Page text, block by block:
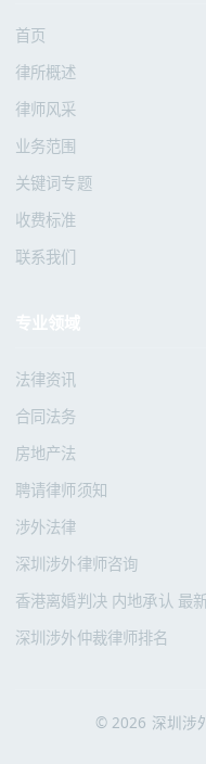
首页
律所概述
律师风采
业务范围
关键词专题
收费标准
联系我们
法律资讯
合同法务
房地产法
聘请律师须知
涉外法律
深圳涉外律师咨询
香港离婚判决 内地承认 最
深圳涉外仲裁律师排名
© 2026 深圳涉